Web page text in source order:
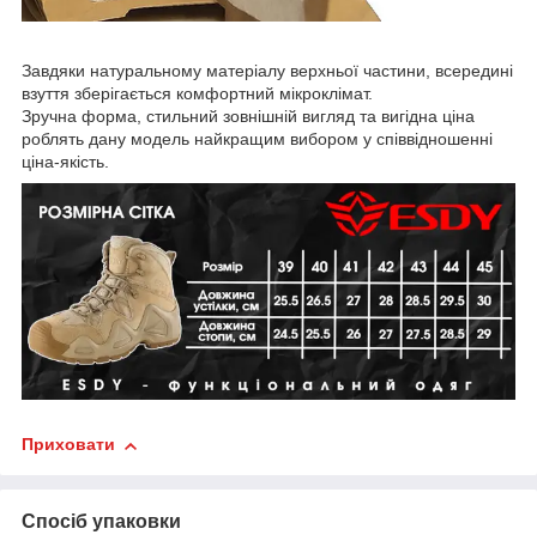
Завдяки натуральному матеріалу верхньої частини, всередині
взуття зберігається комфортний мікроклімат.
Зручна форма, стильний зовнішній вигляд та вигідна ціна
роблять дану модель найкращим вибором у співвідношенні
ціна-якість.
Приховати
Спосіб упаковки